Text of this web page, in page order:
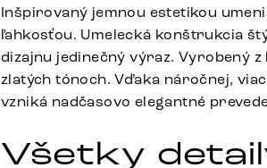
Inšpirovaný jemnou estetikou
ľahkosťou. Umelecká konštrukcia
dizajnu jedinečný výraz. Vyrobený
zlatých tónoch. Vďaka náročnej,
vzniká nadčasovo elegantné
Všetky